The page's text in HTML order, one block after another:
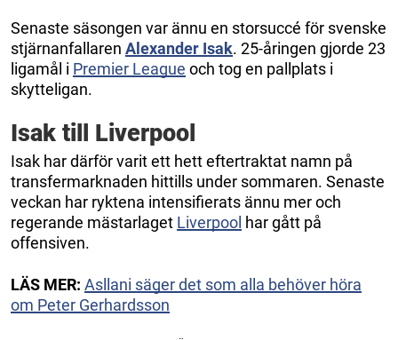
Senaste säsongen var ännu en storsuccé för svenske
stjärnanfallaren Alexander Isak. 25-åringen gjorde 23
ligamål i Premier League och tog en pallplats i
skytteligan.
Isak till Liverpool
Isak har därför varit ett hett eftertraktat namn på
transfermarknaden hittills under sommaren. Senaste
veckan har ryktena intensifierats ännu mer och
regerande mästarlaget Liverpool har gått på
offensiven.
LÄS MER: Asllani säger det som alla behöver höra
om Peter Gerhardsson